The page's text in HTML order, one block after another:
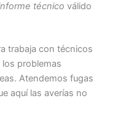
técnico válido
trabaja con técnicos
problemas
Atendemos fugas
aquí las averías no